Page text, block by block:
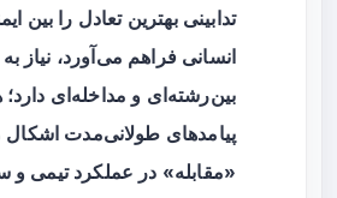
تدابینی بهترین تعادل را بین
انسانی فراهم می‌آورد، نیاز
بین‌رشته‌ای و مداخله‌ای
پیامدهای طولانی‌مدت
«مقابله» در عملکرد تیمی و